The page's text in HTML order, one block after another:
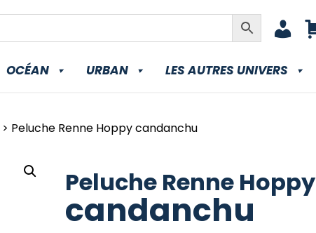
OCÉAN URBAN LES AUTRES UNIVERS
> Peluche Renne Hoppy candanchu
Peluche Renne Hoppy
candanchu